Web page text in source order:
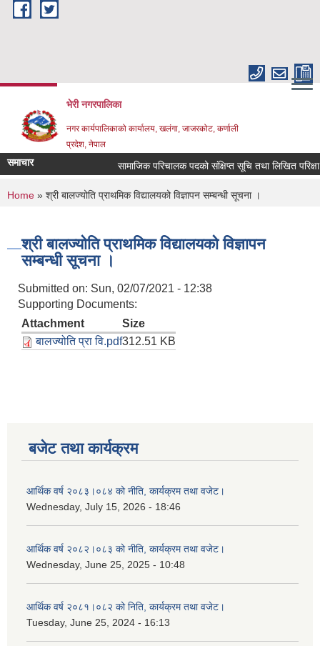
Skip to main content
भेरी नगरपालिका
नगर कार्यपालिकाको कार्यालय, खलंगा, जाजरकोट, कर्णाली
प्रदेश, नेपाल
समाचार सामाजिक परिचालक पदको संक्षिप्त सूचि तथा लिखित परिक्षा
You are here
Home » श्री बालज्योति प्राथमिक विद्यालयको विज्ञापन सम्बन्धी सूचना ।
श्री बालज्योति प्राथमिक विद्यालयको विज्ञापन
सम्बन्धी सूचना ।
Submitted on: Sun, 02/07/2021 - 12:38
Supporting Documents:
Attachment
Size
बालज्योति प्रा वि.pdf312.51 KB
बजेट तथा कार्यक्रम
आर्थिक वर्ष २०८३।०८४ को नीति, कार्यक्रम तथा वजेट।
Wednesday, July 15, 2026 - 18:46
आर्थिक वर्ष २०८२।०८३ को नीति, कार्यक्रम तथा वजेट।
Wednesday, June 25, 2025 - 10:48
आर्थिक वर्ष २०८१।०८२ को निति, कार्यक्रम तथा वजेट।
Tuesday, June 25, 2024 - 16:13